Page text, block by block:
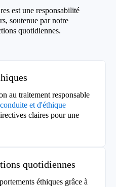
est une responsabilité
soutenue par notre
quotidiennes.
au traitement responsable
et d'éthique
claires pour une
quotidiennes
éthiques grâce à